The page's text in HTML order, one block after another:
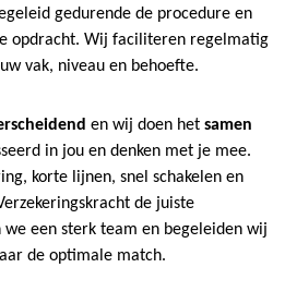
gedurende de procedure en
opdracht. Wij faciliteren regelmatig
vak, niveau en behoefte.
en wij doen het samen
in jou en denken met je mee.
korte lijnen, snel schakelen en
de juiste
we een sterk team en begeleiden wij
de optimale match.